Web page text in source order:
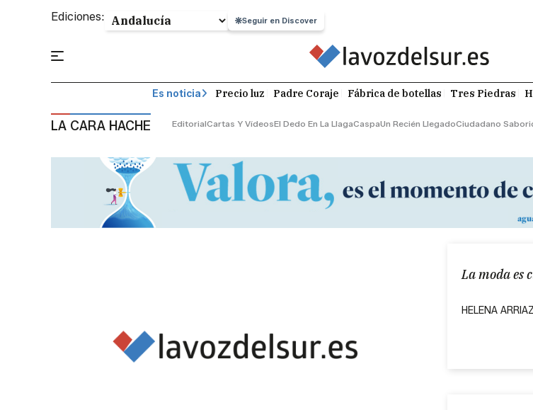
Ediciones: Seguir en Discover
Es noticia Precio luz Padre Coraje Fábrica de botellas Tres Piedras
LA CARA HACHE EditorialCartas Y VídeosEl Dedo En La LlagaCaspaUn Recién LlegadoCiudadano
La moda es
HELENA